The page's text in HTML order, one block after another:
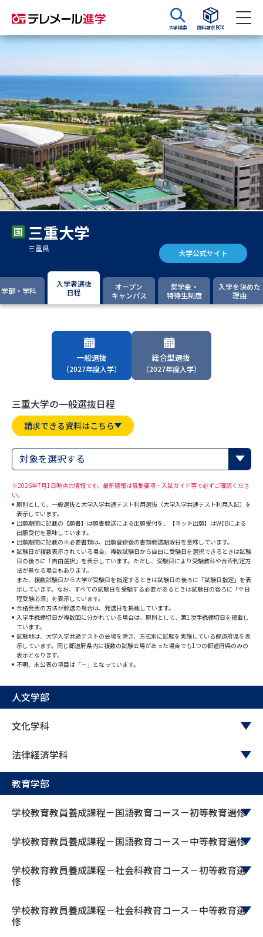
大学検索 資料請求BOX
大学・短大の資料種類から請求
大学パンフ 学部・学科パンフ
総合型選抜・学校推薦型選抜 募
集要項＆願書
大学入学共通テスト利用選抜の
募集要項＆願書
過去問題集
大学・短大以外の資料から請求
大学院の資料請求
留学・進学関連、塾・予備校
大学入学共通テスト「受験案
内」の請求
配慮案内」の請求
高等学校卒業程度認定試験
幼稚園教員資格認定試験 小学校教員資格認定試験
試験
大学で学べる内容や特徴を調べる
新増設大学・学部・学科特集
集
データサイエンス特集 奨学金・特待生制度特集
デジタルパンフレット 進路の３択
新学年スタート号特集ページ
（高3生用）
新学年スタート号特集ページ
（高2生用）
SELFBRAND特集ページ
オープンキャンパス検索 実施プログラムから探す
志望校・出願校を調べる
併願校選び 受験スケジュールを立てよう
三重大学
三重県 大学公式サイト
学部・学科
入学者選抜
日程
オープン
キャンパス
奨学金・
特待生制度
入学を決めた
理由
一般選抜
（2027年度入学）
総合型選抜
（2027年度入学）
三重大学の一般選抜日程
請求できる資料はこちら
対象を選択する
※2026年7月1日時点の情報です。最新情報は募集要項・入試ガイド等で必ずご確認くださ
い。
原則として、一般選抜と大学入学共通テスト利用選抜（大学入学共通テスト利用入試）を
表示しています。
出願期間に記載の【願書】は願書郵送による出願受付を、【ネット出願】はWEBによる
出願受付を意味しています。
出願期間に記載の※必要書類は、出願登録後の書類郵送期限日を意味しています。
試験日が複数表示されている場合、複数試験日から自由に受験日を選択できるときは試験
日の後ろに「自由選択」を表示しています。ただし、受験日により受験教科や合否判定方
法が異なる場合もあります。
また、複数試験日から大学が受験日を指定するときは試験日の後ろに「試験日指定」を表
示しています。なお、すべての試験日を受験する必要があるときは試験日の後ろに「全日
程受験必須」を表示しています。
合格発表の方法が郵送の場合は、発送日を掲載しています。
入学手続締切日が複数回に分かれている場合は、原則として、第1次手続締切日を掲載し
ています。
試験地は、大学入学共通テストの会場を除き、方式別に試験を実施している都道府県を表
示しています。同じ都道府県内に複数の試験会場があった場合でも1つの都道府県のみの
表示となります。
不明、未公表の項目は「－」となっています。
人文学部
文化学科
法律経済学科
教育学部
学校教育教員養成課程－国語教育コース－初等教育選修
学校教育教員養成課程－国語教育コース－中等教育選修
学校教育教員養成課程－社会科教育コース－初等教育選
修
学校教育教員養成課程－社会科教育コース－中等教育選
修